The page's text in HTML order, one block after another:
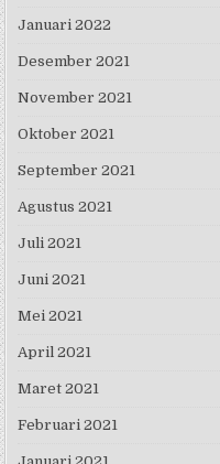
Januari 2022
Desember 2021
November 2021
Oktober 2021
September 2021
Agustus 2021
Juli 2021
Juni 2021
Mei 2021
April 2021
Maret 2021
Februari 2021